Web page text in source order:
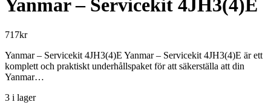
Yanmar – Servicekit 4JH3(4)E
717kr
Yanmar – Servicekit 4JH3(4)E Yanmar – Servicekit 4JH3(4)E är ett
komplett och praktiskt underhållspaket för att säkerställa att din
Yanmar…
3 i lager